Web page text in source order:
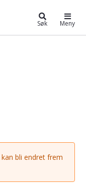
Søk Meny
bli endret frem